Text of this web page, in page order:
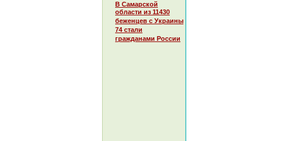
В Самарской
области из 11430
беженцев с Украины
74 стали
гражданами России